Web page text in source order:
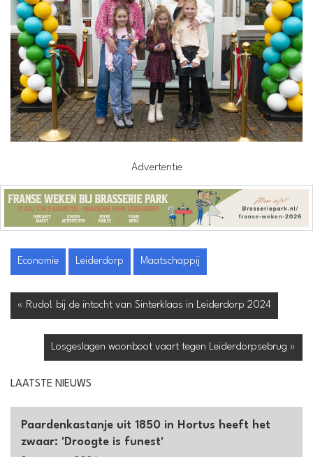
Advertentie
Economie Leiderdorp Maatschappij
« Rudo! bij de intocht van Sinterklaas in Leiderdorp 2024
Losgeslagen woonboot vaart tegen Leiderdorpsebrug »
LAATSTE NIEUWS
Paardenkastanje uit 1850 in Hortus heeft het
zwaar: 'Droogte is funest'